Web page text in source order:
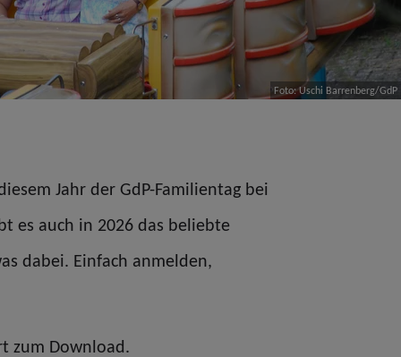
Foto: Uschi Barrenberg/GdP
Jahr der GdP-Familientag bei
es auch in 2026 das beliebte
dabei. Einfach anmelden,
zum Download.